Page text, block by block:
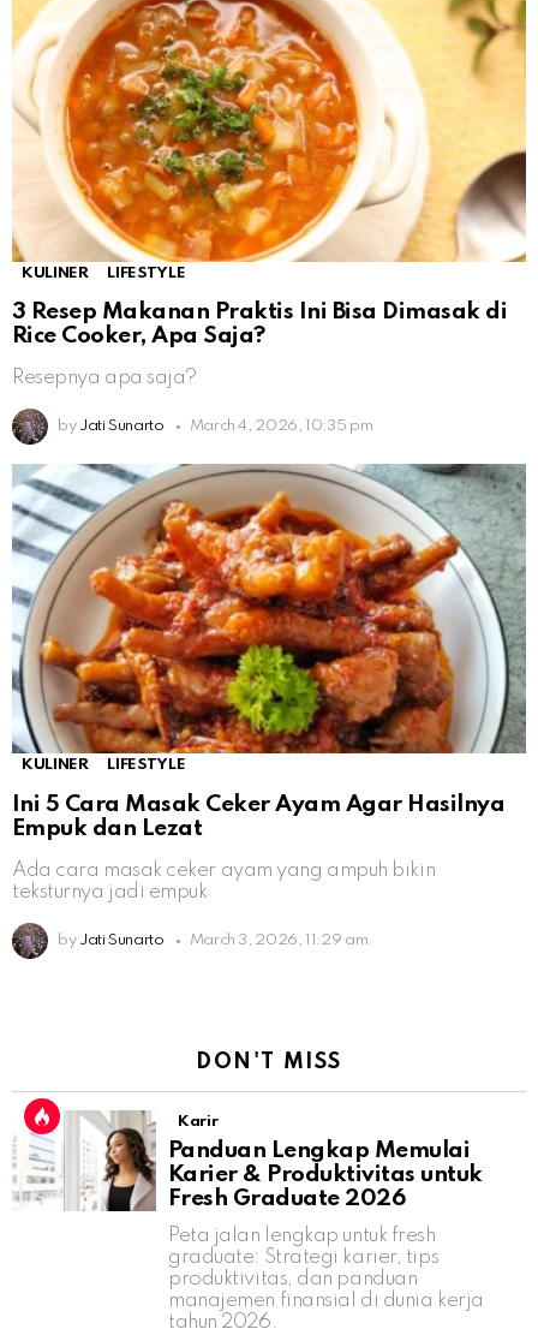
KULINER LIFESTYLE
3 Resep Makanan Praktis Ini Bisa Dimasak di
Rice Cooker, Apa Saja?
Resepnya apa saja?
by Jati Sunarto March 4, 2026, 10:35 pm
KULINER LIFESTYLE
Ini 5 Cara Masak Ceker Ayam Agar Hasilnya
Empuk dan Lezat
Ada cara masak ceker ayam yang ampuh bikin
teksturnya jadi empuk
by Jati Sunarto March 3, 2026, 11:29 am
DON'T MISS
Karir
Panduan Lengkap Memulai
Karier & Produktivitas untuk
Fresh Graduate 2026
Peta jalan lengkap untuk fresh
graduate: Strategi karier, tips
produktivitas, dan panduan
manajemen finansial di dunia kerja
tahun 2026.